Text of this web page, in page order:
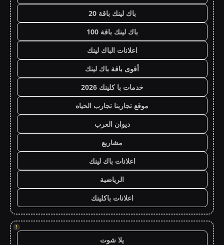
باك لينك باقة 20
باك لينك باقة 100
اعلانات الباك لينك
أقوى باقة باك لينك
خدمات با كلينك 2026
موقع تجاربنا تجارب الحياه
ديوان العرب
مشاريع
اعلانات باك لينك
الرياضية
اعلانات باكلينك
!
يلا شوت